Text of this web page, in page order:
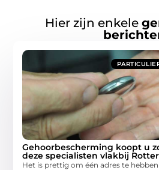
Hier zijn enkele
Gehoorbescherming koopt u
deze specialisten vlakbij
Het is prettig om één adres te